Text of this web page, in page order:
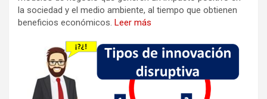
la sociedad y el medio ambiente, al tiempo que obtienen
beneficios económicos. Leer más